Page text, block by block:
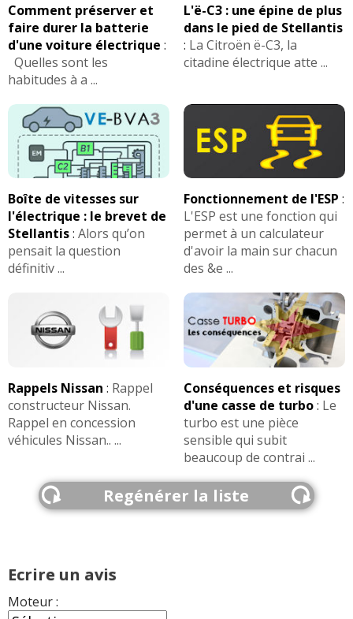
Comment préserver et
faire durer la batterie
d'une voiture électrique :
Quelles sont les
habitudes à a ...
L'ë-C3 : une épine de plus
dans le pied de Stellantis
: La Citroën ë-C3, la
citadine électrique atte ...
Boîte de vitesses sur
l'électrique : le brevet de
Stellantis: Alors qu’on
pensait la question
définitiv ...
Fonctionnement de l'ESP :
L'ESP est une fonction qui
permet à un calculateur
d'avoir la main sur chacun
des &e ...
Rappels Nissan : Rappel
constructeur Nissan.
Rappel en concession
véhicules Nissan.. ...
Conséquences et risques
d'une casse de turbo: Le
turbo est une pièce
sensible qui subit
beaucoup de contrai ...
Regénérer la liste
Ecrire un avis
Moteur :